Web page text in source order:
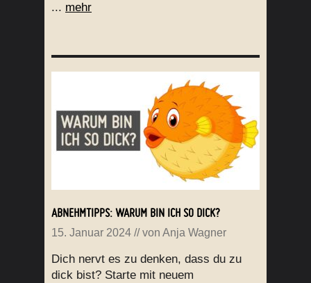
... mehr
ABNEHMTIPPS: WARUM BIN ICH SO DICK?
15. Januar 2024 // von Anja Wagner
Dich nervt es zu denken, dass du zu
dick bist? Starte mit neuem